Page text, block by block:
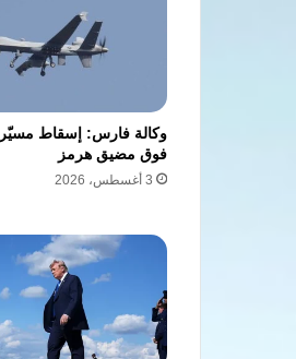
وكالة فارس: إسقاط
فوق مضيق هرمز
3 أغسطس، 2026